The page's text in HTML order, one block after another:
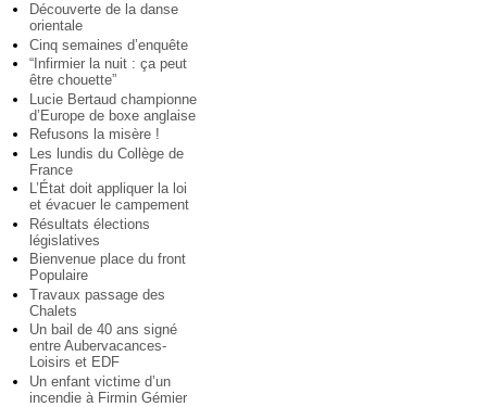
Découverte de la danse
orientale
Cinq semaines d’enquête
“Infirmier la nuit : ça peut
être chouette”
Lucie Bertaud championne
d’Europe de boxe anglaise
Refusons la misère !
Les lundis du Collège de
France
L’État doit appliquer la loi
et évacuer le campement
Résultats élections
législatives
Bienvenue place du front
Populaire
Travaux passage des
Chalets
Un bail de 40 ans signé
entre Aubervacances-
Loisirs et EDF
Un enfant victime d’un
incendie à Firmin Gémier